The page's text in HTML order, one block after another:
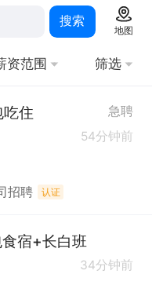
搜索
地图
资范围 筛选
住 急聘
54分钟前
招聘 认证
宿+长白班
34分钟前